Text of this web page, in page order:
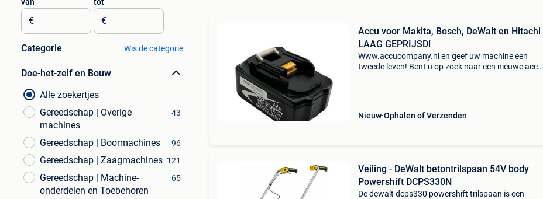
€ €
Categorie Wis de categorie
Doe-het-zelf en Bouw
Alle zoekertjes
Gereedschap | Overige
machines
43
Gereedschap | Boormachines 96
Gereedschap | Zaagmachines 121
Gereedschap | Machine-
onderdelen en Toebehoren
65
Accu voor Makita, Bosch, DeWalt en Hitachi
LAAG GEPRIJSD!
Www.accucompany.nl en geef uw machine een
tweede leven! Bent u op zoek naar een nieuwe accu
Nieuw Ophalen of Verzenden
Veiling - DeWalt betontrilspaan 54V body
Powershift DCPS330N
De dewalt dcps330 powershift trilspaan is een